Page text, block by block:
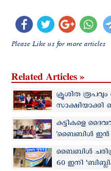
Please Like us for more articles
Related Articles »
ക്രൂശിത
സാക്ഷിയാക്കി
കുട്ടികളെ
'ബൈബിൾ ഇൻ
ഒരുങ്ങുന്നു
ബൈബിൾ
60 ഇനി